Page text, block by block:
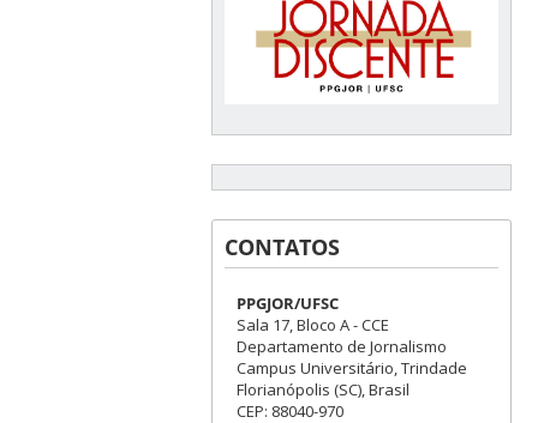
CONTATOS
PPGJOR/UFSC
Sala 17, Bloco A - CCE
Departamento de Jornalismo
Campus Universitário, Trindade
Florianópolis (SC), Brasil
CEP: 88040-970